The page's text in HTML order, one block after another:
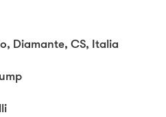
Diamante, CS, Italia